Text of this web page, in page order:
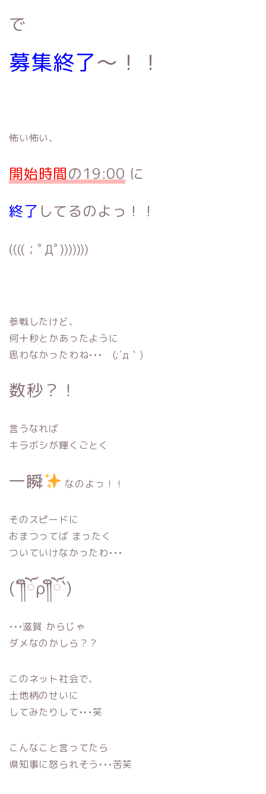
で
募集終了〜 ！！
怖い怖い、
開始時間の19:00 に
終了 してるのよっ！！
((((；ﾟДﾟ)))))))
参戦したけど、
何十秒とかあったように
思わなかったわね••• (;´д｀)
数秒？！
言うなれば
キラボシが輝くごとく
一瞬 なのよっ！！
そのスピードに
おまつってば まったく
ついていけなかったわ•••
(´༎ຶོρ༎ຶོ`)
•••滋賀 からじゃ
ダメなのかしら？？
このネット社会で、
土地柄のせいに
してみたりして•••笑
こんなこと言ってたら
県知事に怒られそう•••苦笑